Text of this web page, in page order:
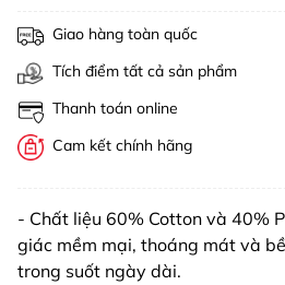
Giao hàng toàn quốc
Tích điểm tất cả sản phẩm
Thanh toán online
Cam kết chính hãng
- Chất liệu 60% Cotton và 40%
giác mềm mại, thoáng mát và
trong suốt ngày dài.